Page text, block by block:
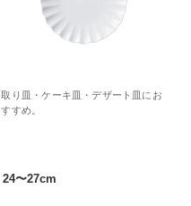
取り皿・ケーキ皿・デザート皿にお
すすめ。
24〜27cm